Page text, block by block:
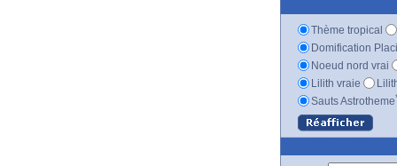
Thème tropical
Domification
Noeud nord vrai
Lilith vraie
Sauts Astrotheme